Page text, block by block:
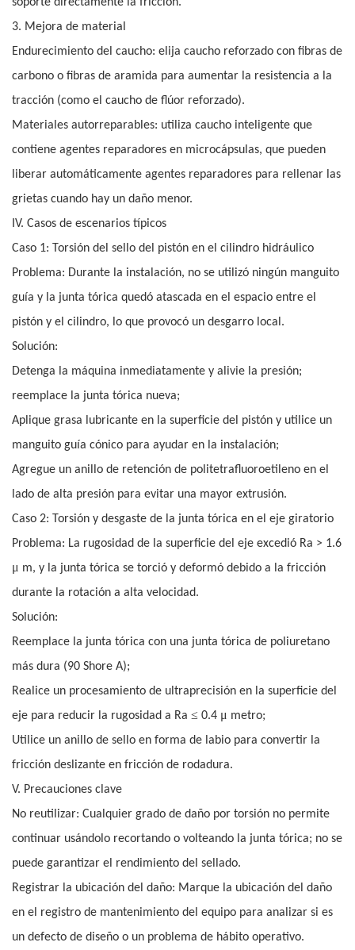
soporte directamente la fricción.
3. Mejora de material
Endurecimiento del caucho: elija caucho reforzado con fibras de
carbono o fibras de aramida para aumentar la resistencia a la
tracción (como el caucho de flúor reforzado).
Materiales autorreparables: utiliza caucho inteligente que
contiene agentes reparadores en microcápsulas, que pueden
liberar automáticamente agentes reparadores para rellenar las
grietas cuando hay un daño menor.
IV. Casos de escenarios típicos
Caso 1: Torsión del sello del pistón en el cilindro hidráulico
Problema: Durante la instalación, no se utilizó ningún manguito
guía y la junta tórica quedó atascada en el espacio entre el
pistón y el cilindro, lo que provocó un desgarro local.
Solución:
Detenga la máquina inmediatamente y alivie la presión;
reemplace la junta tórica nueva;
Aplique grasa lubricante en la superficie del pistón y utilice un
manguito guía cónico para ayudar en la instalación;
Agregue un anillo de retención de politetrafluoroetileno en el
lado de alta presión para evitar una mayor extrusión.
Caso 2: Torsión y desgaste de la junta tórica en el eje giratorio
Problema: La rugosidad de la superficie del eje excedió Ra > 1.6
μ m, y la junta tórica se torció y deformó debido a la fricción
durante la rotación a alta velocidad.
Solución:
Reemplace la junta tórica con una junta tórica de poliuretano
más dura (90 Shore A);
Realice un procesamiento de ultraprecisión en la superficie del
eje para reducir la rugosidad a Ra ≤ 0.4 μ metro;
Utilice un anillo de sello en forma de labio para convertir la
fricción deslizante en fricción de rodadura.
V. Precauciones clave
No reutilizar: Cualquier grado de daño por torsión no permite
continuar usándolo recortando o volteando la junta tórica; no se
puede garantizar el rendimiento del sellado.
Registrar la ubicación del daño: Marque la ubicación del daño
en el registro de mantenimiento del equipo para analizar si es
un defecto de diseño o un problema de hábito operativo.